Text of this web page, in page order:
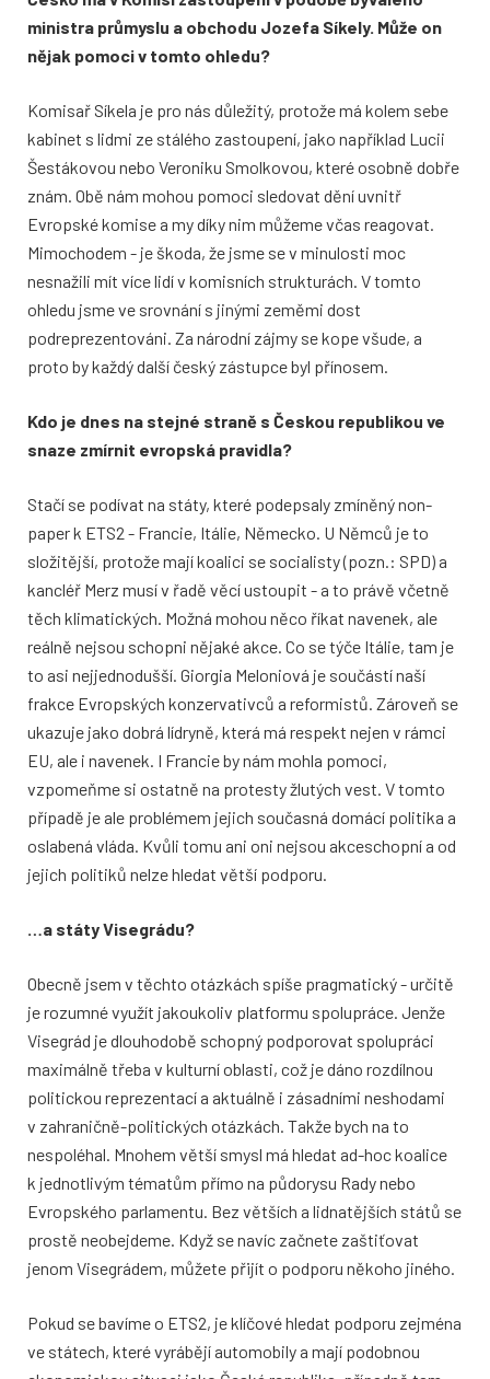
ministra průmyslu a obchodu Jozefa Síkely. Může on
nějak pomoci v tomto ohledu?
Komisař Síkela je pro nás důležitý, protože má kolem sebe
kabinet s lidmi ze stálého zastoupení, jako například Lucii
Šestákovou nebo Veroniku Smolkovou, které osobně dobře
znám. Obě nám mohou pomoci sledovat dění uvnitř
Evropské komise a my díky nim můžeme včas reagovat.
Mimochodem - je škoda, že jsme se v minulosti moc
nesnažili mít více lidí v komisních strukturách. V tomto
ohledu jsme ve srovnání s jinými zeměmi dost
podreprezentováni. Za národní zájmy se kope všude, a
proto by každý další český zástupce byl přínosem.
Kdo je dnes na stejné straně s Českou republikou ve
snaze zmírnit evropská pravidla?
Stačí se podívat na státy, které podepsaly zmíněný non-
paper k ETS2 - Francie, Itálie, Německo. U Němců je to
složitější, protože mají koalici se socialisty (pozn.: SPD) a
kancléř Merz musí v řadě věcí ustoupit - a to právě včetně
těch klimatických. Možná mohou něco říkat navenek, ale
reálně nejsou schopni nějaké akce. Co se týče Itálie, tam je
to asi nejjednodušší. Giorgia Meloniová je součástí naší
frakce Evropských konzervativců a reformistů. Zároveň se
ukazuje jako dobrá lídryně, která má respekt nejen v rámci
EU, ale i navenek. I Francie by nám mohla pomoci,
vzpomeňme si ostatně na protesty žlutých vest. V tomto
případě je ale problémem jejich současná domácí politika a
oslabená vláda. Kvůli tomu ani oni nejsou akceschopní a od
jejich politiků nelze hledat větší podporu.
…a státy Visegrádu?
Obecně jsem v těchto otázkách spíše pragmatický - určitě
je rozumné využít jakoukoliv platformu spolupráce. Jenže
Visegrád je dlouhodobě schopný podporovat spolupráci
maximálně třeba v kulturní oblasti, což je dáno rozdílnou
politickou reprezentací a aktuálně i zásadními neshodami
v zahraničně-politických otázkách. Takže bych na to
nespoléhal. Mnohem větší smysl má hledat ad-hoc koalice
k jednotlivým tématům přímo na půdorysu Rady nebo
Evropského parlamentu. Bez větších a lidnatějších států se
prostě neobejdeme. Když se navíc začnete zaštiťovat
jenom Visegrádem, můžete přijít o podporu někoho jiného.
Pokud se bavíme o ETS2, je klíčové hledat podporu zejména
ve státech, které vyrábějí automobily a mají podobnou